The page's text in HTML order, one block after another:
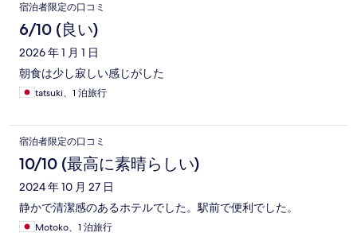
宿泊者限定の口コミ
6/10 (良い)
2026 年 1 月 1 日
朝食は少し寂しい感じがした
tatsuki、1 泊旅行
宿泊者限定の口コミ
10/10 (最高に素晴らしい)
2024 年 10 月 27 日
静かで清潔感のあるホテルでした。駅前で便利でした。
Motoko、1 泊旅行